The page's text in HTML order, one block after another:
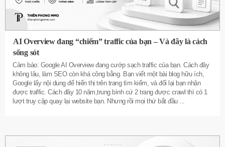
AI Overview đang “chiếm” traffic của bạn – Và đây là cách
sống sót
Cảm báo: Google AI Overview đang cướp sạch traffic của bạn. Cách đây
không lâu, làm SEO còn khá công bằng. Bạn viết một bài blog hữu ích,
Google lấy nội dung để hiển thị trên trang tìm kiếm, và đổi lại bạn nhận
được traffic. Cách đây 10 năm,trung bình cứ 2 trang được crawl thì có 1
lượt truy cập quay lại website bạn. Nhưng rồi mọi thứ bắt đầu ...